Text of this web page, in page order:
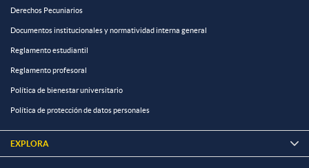
Derechos Pecuniarios
Documentos institucionales y normatividad interna general
Reglamento estudiantil
Reglamento profesoral
Política de bienestar universitario
Política de protección de datos personales
EXPLORA 